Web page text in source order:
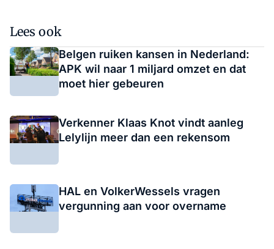
Lees ook
Belgen ruiken kansen in Nederland:
APK wil naar 1 miljard omzet en dat
moet hier gebeuren
Verkenner Klaas Knot vindt aanleg
Lelylijn meer dan een rekensom
HAL en VolkerWessels vragen
vergunning aan voor overname